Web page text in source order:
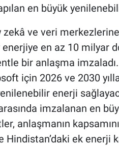
en büyük
zekâ ve veri
en az 10 milyar
bir anlaşma
için 2026 ve 2030
enerji
imzalanan en
anlaşmanın
Hindistan’daki ek enerji